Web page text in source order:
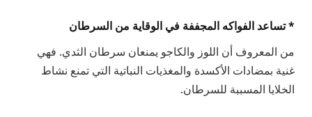
* تساعد الفواكه المجففة في الوقاية من السرطان
من المعروف أن اللوز والكاجو يمنعان سرطان الثدي. فهي
غنية بمضادات الأكسدة والمغذيات النباتية التي تمنع نشاط
الخلايا المسببة للسرطان.